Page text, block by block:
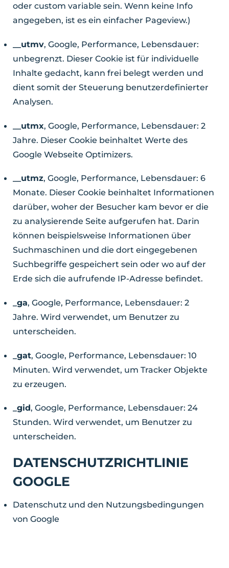
oder custom variable sein. Wenn keine Info
angegeben, ist es ein einfacher Pageview.)
__utmv, Google, Performance, Lebensdauer:
unbegrenzt. Dieser Cookie ist für individuelle
Inhalte gedacht, kann frei belegt werden und
dient somit der Steuerung benutzerdefinierter
Analysen.
__utmx, Google, Performance, Lebensdauer: 2
Jahre. Dieser Cookie beinhaltet Werte des
Google Webseite Optimizers.
__utmz, Google, Performance, Lebensdauer: 6
Monate. Dieser Cookie beinhaltet Informationen
darüber, woher der Besucher kam bevor er die
zu analysierende Seite aufgerufen hat. Darin
können beispielsweise Informationen über
Suchmaschinen und die dort eingegebenen
Suchbegriffe gespeichert sein oder wo auf der
Erde sich die aufrufende IP-Adresse befindet.
_ga, Google, Performance, Lebensdauer: 2
Jahre. Wird verwendet, um Benutzer zu
unterscheiden.
_gat, Google, Performance, Lebensdauer: 10
Minuten. Wird verwendet, um Tracker Objekte
zu erzeugen.
_gid, Google, Performance, Lebensdauer: 24
Stunden. Wird verwendet, um Benutzer zu
unterscheiden.
DATENSCHUTZRICHTLINIE
GOOGLE
Datenschutz und den Nutzungsbedingungen
von Google